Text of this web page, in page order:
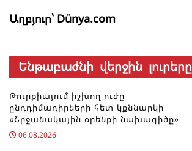
Աղբյուր՝ Dünya.com
Ենթաբաժնի վերջին լուրերը
Թուրքիայում իշխող ուժը
ընդդիմադիրների հետ կքննարկի
«Շրջանակային օրենքի նախագիծը»
06.08.2026